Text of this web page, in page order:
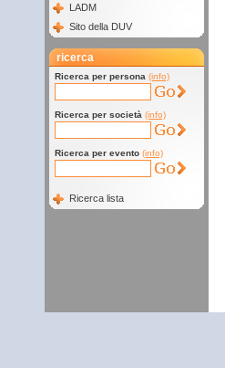
LADM
Sito della DUV
ricerca
Ricerca per persona (info)
Ricerca per società (info)
Ricerca per evento (info)
Ricerca lista